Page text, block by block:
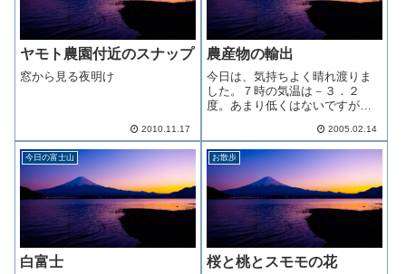
ヤモト農園付近のスナップ
窓から見る夜明け
2010.11.17
農産物の輸出
今日は、気持ちよく晴れ渡りま
した。７時の気温は－３．２
度。あまり低くはないですが、
寒く感じます。今日はバレンタ
インデーですね、私はドキドキ
することもなくなってしまった
のですが、今日を境に歴史を刻
み始めるカップルも...
2005.02.14
今日の富士山
白富士
お散歩
桜と桃とスモモの花